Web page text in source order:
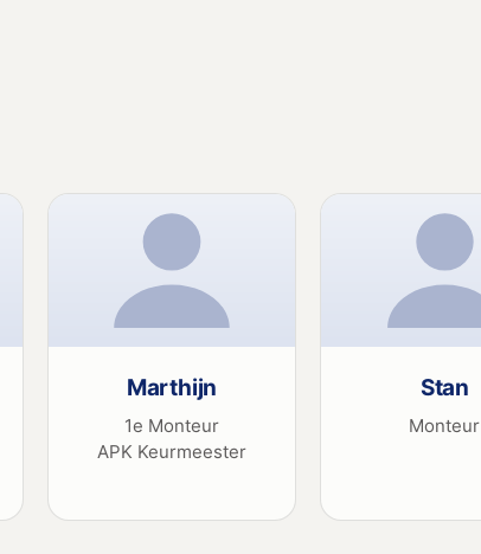
Marthijn
1e Monteur
APK Keurmeester
Stan
Monteur